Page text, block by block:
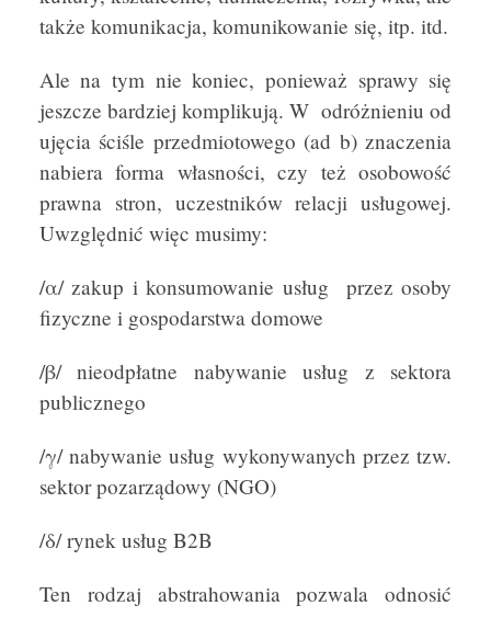
także komunikacja, komunikowanie się, itp. itd.
Ale na tym nie koniec, ponieważ sprawy się
jeszcze bardziej komplikują. W odróżnieniu od
ujęcia ściśle przedmiotowego (ad b) znaczenia
nabiera forma własności, czy też osobowość
prawna stron, uczestników relacji usługowej.
Uwzględnić więc musimy:
/α/ zakup i konsumowanie usług przez osoby
fizyczne i gospodarstwa domowe
/β/ nieodpłatne nabywanie usług z sektora
publicznego
/γ/ nabywanie usług wykonywanych przez tzw.
sektor pozarządowy (NGO)
/δ/ rynek usług B2B
Ten rodzaj abstrahowania pozwala odnosić